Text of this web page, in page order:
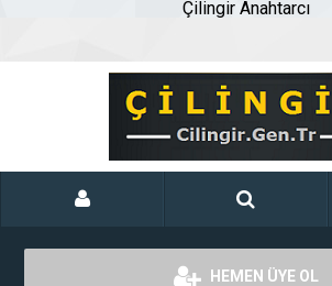
Çilingir Anahtarcı
HEMEN ÜYE OL